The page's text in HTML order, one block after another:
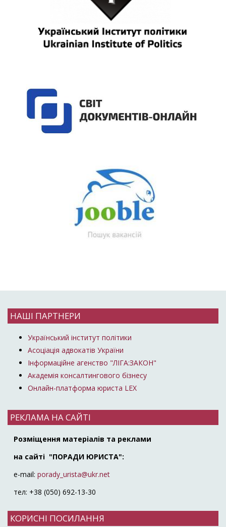
НАШІ ПАРТНЕРИ
Український інститут політики
Асоціація адвокатів України
Інформаційне агенство "ЛІГА:ЗАКОН"
Академія консалтингового бізнесу
Онлайн-платформа юриста LEX
РЕКЛАМА НА САЙТІ
Розміщення матеріалів та реклами
на сайті "ПОРАДИ ЮРИСТА":
e-mail: porady_urista@ukr.net
тел: +38 (050) 692-13-30
КОРИСНІ ПОСИЛАННЯ